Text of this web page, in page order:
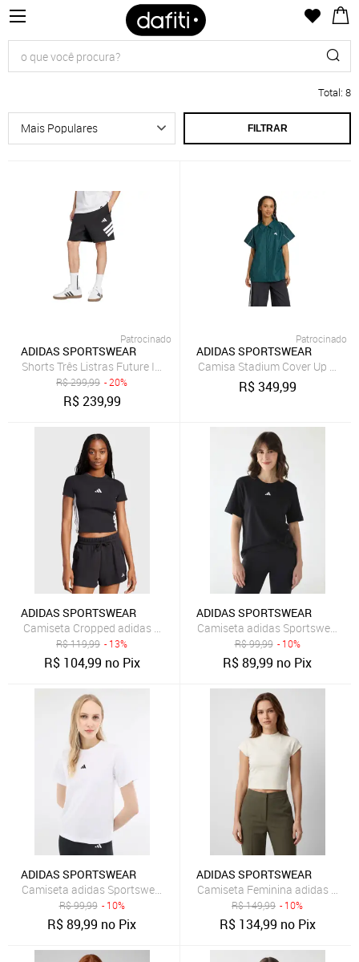
Total: 8
FILTRAR
Patrocinado
ADIDAS SPORTSWEAR
Shorts Três Listras Future Icons adidas Sportswear Preto
R$299,99 - 20%
R$239,99
Patrocinado
ADIDAS SPORTSWEAR
Camisa Stadium Cover Up
R$349,99
ADIDAS SPORTSWEAR
Camiseta Cropped adidas Sportswear Ajustada 3 Stripes Preta
R$119,99 - 13%
R$ 104,99 no Pix
ADIDAS SPORTSWEAR
Camiseta adidas Sportswear
R$99,99 - 10%
R$89,99 no Pix
ADIDAS SPORTSWEAR
Camiseta adidas Sportswear Reta Essentials Small Branca
R$99,99 - 10%
R$89,99 no Pix
ADIDAS SPORTSWEAR
Camiseta Feminina adidas
R$149,99 - 10%
R$ 134,99 no Pix